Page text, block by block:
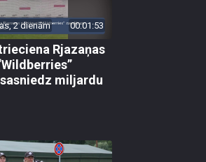
2 dienām 00:01:53
Rjazaņas
miljardu